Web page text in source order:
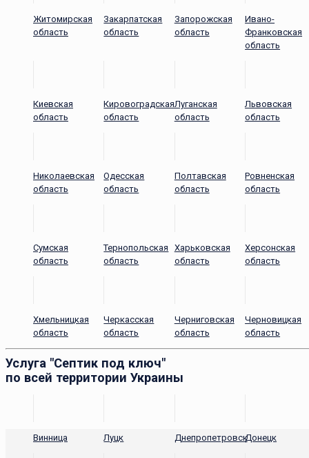
Житомирская
область
Закарпатская
область
Запорожская
область
Ивано-
Франковская
область
Киевская
область
Кировоградская
область
Луганская
область
Львовская
область
Николаевская
область
Одесская
область
Полтавская
область
Ровненская
область
Сумская
область
Тернопольская
область
Харьковская
область
Херсонская
область
Хмельницкая
область
Черкасская
область
Черниговская
область
Черновицкая
область
Услуга "Септик под ключ"
по всей территории Украины
Винница Луцк ДнепропетровскДонецк